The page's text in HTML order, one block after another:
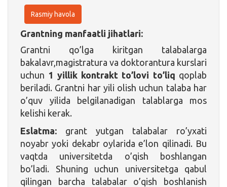
Rasmiy havola
Grantning manfaatli jihatlari:
Grantni qo’lga kiritgan talabalarga
bakalavr,magistratura va doktorantura kurslari
uchun 1 yillik kontrakt to’lovi to’liq qoplab
beriladi. Grantni har yili olish uchun talaba har
o’quv yilida belgilanadigan talablarga mos
kelishi kerak.
Eslatma: grant yutgan talabalar ro’yxati
noyabr yoki dekabr oylarida e’lon qilinadi. Bu
vaqtda universitetda o’qish boshlangan
bo’ladi. Shuning uchun universitetga qabul
qilingan barcha talabalar o’qish boshlanish